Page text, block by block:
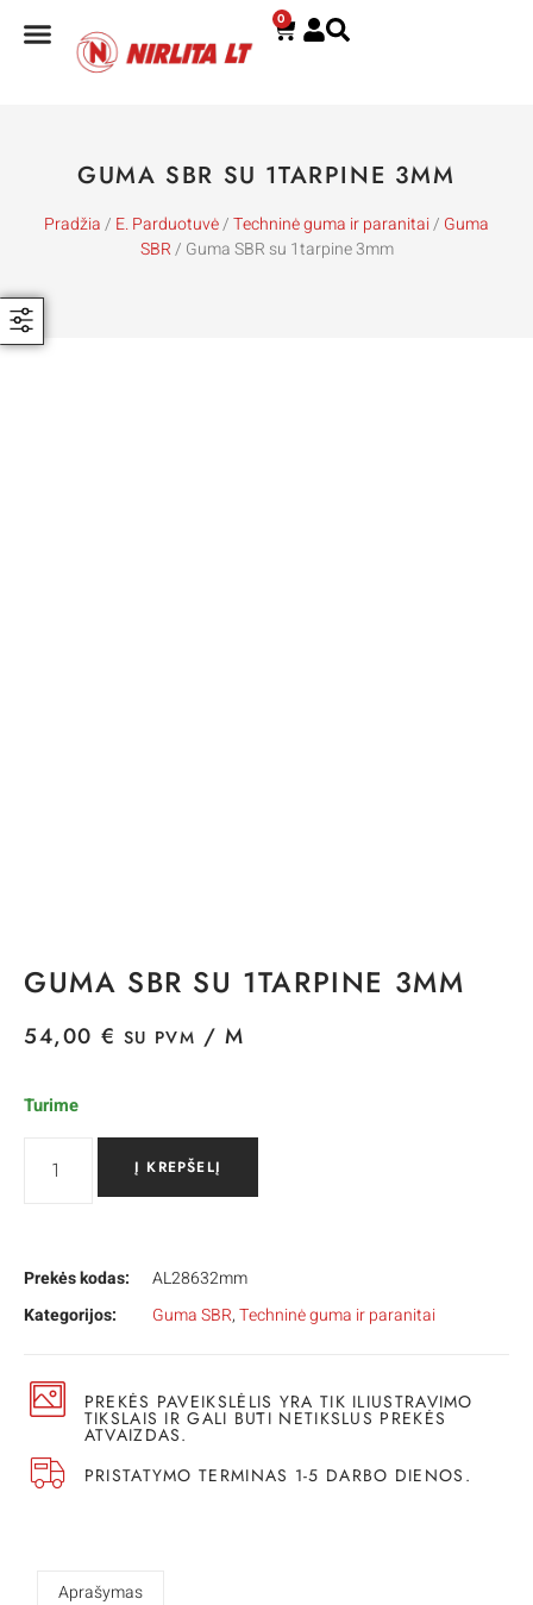
0
GUMA SBR SU 1TARPINE 3MM
Pradžia/ E. Parduotuvė/Techninė guma ir paranitai/ Guma
SBR/ Guma SBR su 1tarpine 3mm
GUMA SBR SU 1TARPINE 3MM
54,00 € SU PVM / M
Turime
Į KREPŠELĮ
Prekės kodas:
AL28632mm
Kategorijos:
Guma SBR,Techninė guma ir paranitai
PREKĖS PAVEIKSLĖLIS YRA TIK ILIUSTRAVIMO
TIKSLAIS IR GALI BŪTI NETIKSLUS PREKĖS
ATVAIZDAS.
PRISTATYMO TERMINAS 1-5 DARBO DIENOS.
Aprašymas